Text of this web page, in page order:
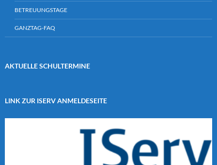
BETREUUNGSTAGE
GANZTAG-FAQ
AKTUELLE SCHULTERMINE
LINK ZUR ISERV ANMELDESEITE